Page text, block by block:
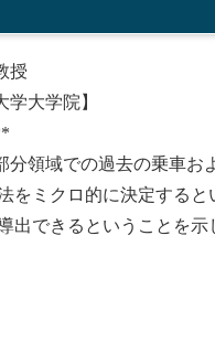
授
大学院】
領域での過去の乗車
をミクロ的に決定する
出できるということを示